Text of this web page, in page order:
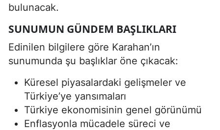
bulunacak.
SUNUMUN GÜNDEM BAŞLIKLARI
Edinilen bilgilere göre Karahan’ın
sunumunda şu başlıklar öne çıkacak:
Küresel piyasalardaki gelişmeler ve
Türkiye’ye yansımaları
Türkiye ekonomisinin genel görünümü
Enflasyonla mücadele süreci ve